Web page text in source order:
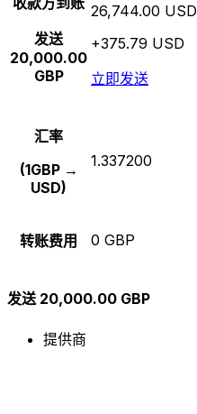
发送
20,000.00
GBP
26,744.00 USD
+375.79 USD
立即发送
汇率
(1GBP →
USD)
1.337200
转账费用 0 GBP
发送 20,000.00 GBP
提供商